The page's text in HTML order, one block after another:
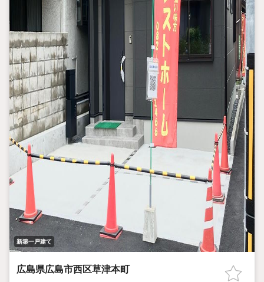
新築一戸建て
広島県広島市西区草津本町